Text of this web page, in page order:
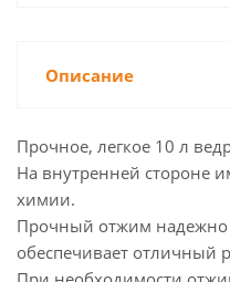
Описание
Прочное, легкое 10 л
На внутренней стороне
химии.
Прочный отжим надежно
обеспечивает отличный